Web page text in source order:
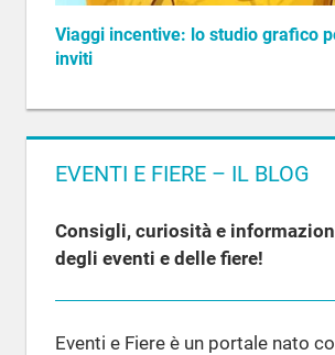
Viaggi incentive: lo studio grafico
inviti
EVENTI E FIERE – IL BLOG
Consigli, curiosità e
degli eventi e delle fiere!
Eventi e Fiere è un portale nato